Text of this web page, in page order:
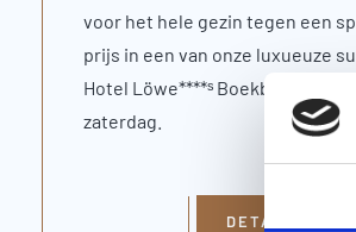
voor het hele gezin tegen een
prijs in een van onze luxueuze
Hotel Löwe****ˢ Boekbaar van
zaterdag.
DETAILS